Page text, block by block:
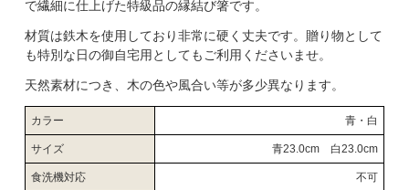
で繊細に仕上げた特級品の縁結び箸です。
材質は鉄木を使用しており非常に硬く丈夫です。贈り物として
も特別な日の御自宅用としてもご利用くださいませ。
天然素材につき、木の色や風合い等が多少異なります。
カラー 青・白
サイズ 青23.0cm 白23.0cm
食洗機対応 不可